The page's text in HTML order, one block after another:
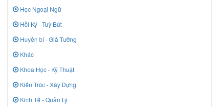
Học Ngoại Ngữ
Hồi Ký - Tuỳ Bút
Huyền bí - Giả Tưởng
Khác
Khoa Học - Kỹ Thuật
Kiến Trúc - Xây Dựng
Kinh Tế - Quản Lý